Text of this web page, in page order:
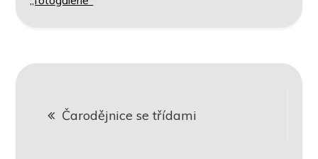
Navigace
proČarodějnice se třídami